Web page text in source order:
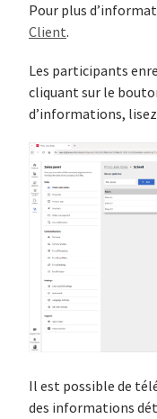
Pour plus
Client.
Les participants
cliquant sur le
d’informations, lisez
Il est possible de
des informations